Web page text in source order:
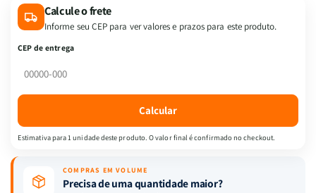
Calcule o frete
Informe seu CEP para ver valores e prazos para este produto.
CEP de entrega
Calcular
Estimativa para 1 unidade deste produto. O valor final é confirmado no checkout.
COMPRAS EM VOLUME
Precisa de uma quantidade maior?